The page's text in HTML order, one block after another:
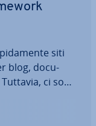
siti
blog, do­cu­
ci sono
o